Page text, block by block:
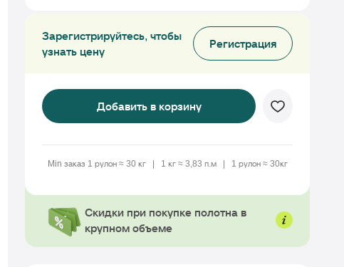
Зарегистрируйтесь, чтобы
узнать цену
Регистрация
Добавить в корзину
Min заказ 1 рулон ≈ 30 кг 1 кг ≈ 3,83 п.м 1 рулон ≈ 30кг
Скидки при покупке полотна в
крупном объеме